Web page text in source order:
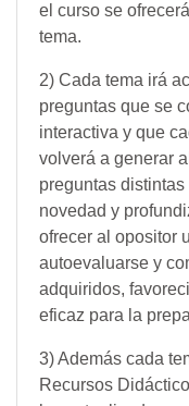
el curso se
tema.
2) Cada tema irá
preguntas que se
interactiva y que
volverá a generar
preguntas
novedad y
ofrecer al opositor
autoevaluarse y
adquiridos,
eficaz para la
3) Además cada
Recursos